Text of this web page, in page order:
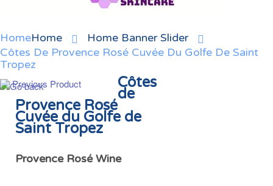
HomeHome
Home Banner Slider
Côtes De Provence Rosé Cuvée Du Golfe De Saint
Tropez
Previous Product Côtes
de
Provence Rosé
Cuvée du Golfe de
Saint Tropez
Provence Rosé Wine